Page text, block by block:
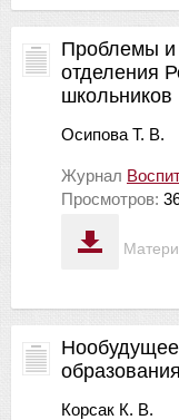
Проблемы и
отделения
школьников
Осипова Т. В.
Журнал
Просмотров:
Корсак К. В.